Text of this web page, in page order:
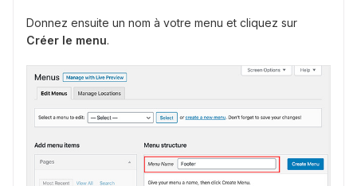
Donnez ensuite un nom à votre menu et cliquez sur
Créer le menu.